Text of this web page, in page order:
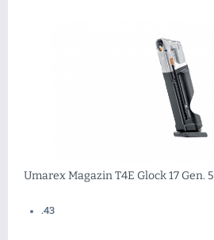
Umarex Magazin T4E Glock 17 Gen. 5
.43